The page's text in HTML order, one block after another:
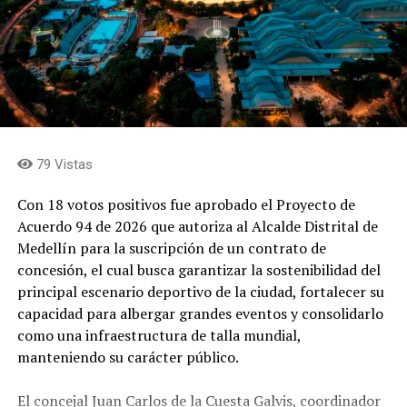
79 Vistas
Con 18 votos positivos fue aprobado el Proyecto de
Acuerdo 94 de 2026 que autoriza al Alcalde Distrital de
Medellín para la suscripción de un contrato de
concesión, el cual busca garantizar la sostenibilidad del
principal escenario deportivo de la ciudad, fortalecer su
capacidad para albergar grandes eventos y consolidarlo
como una infraestructura de talla mundial,
manteniendo su carácter público.
El concejal Juan Carlos de la Cuesta Galvis, coordinador